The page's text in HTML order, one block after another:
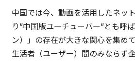
中国では今、動画を活用したネッ
り”中国版ユーチューバー”とも呼
ン）」の存在が大きな関心を集め
生活者（ユーザー）間のみならず